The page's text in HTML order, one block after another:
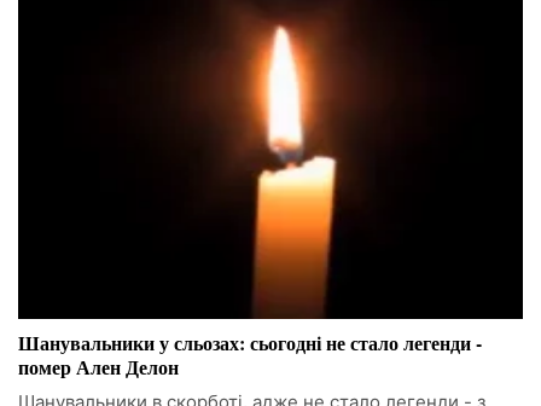
Шанувальники у сльозах: сьогодні не стало легенди -
помер Ален Делон
Шанувальники в скорботі, адже не стало легенди - з